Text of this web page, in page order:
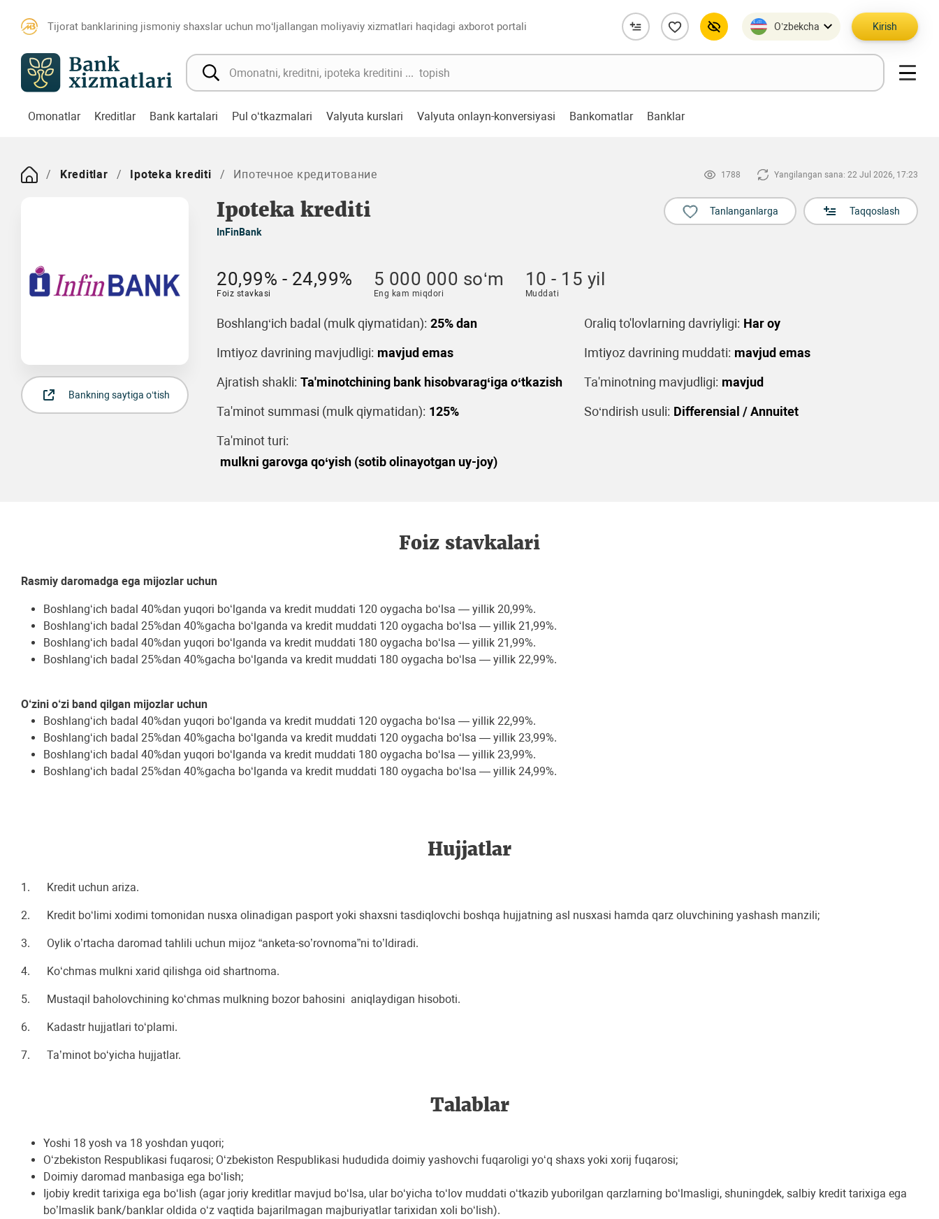
Tijorat banklarining jismoniy shaxslar uchun mo‘ljallangan moliyaviy xizmatlari haqidagi axborot portali O’zbekcha Kirish
Omonatlar Kreditlar Bank kartalari Pul o‘tkazmalari Valyuta kurslari Valyuta onlayn-konversiyasi Bankomatlar Banklar
Kreditlar Ipoteka krediti Ипотечное кредитование 1788 Yangilangan sana: 22 Jul 2026, 17:23
Ipoteka krediti
InFinBank
Tanlanganlarga Taqqoslash
Bankning saytiga o‘tish
20,99% - 24,99%
Foiz stavkasi
5 000 000 so‘m
Eng kam miqdori
10 - 15 yil
Muddati
Boshlang‘ich badal (mulk qiymatidan): 25% dan Oraliq to'lovlarning davriyligi: Har oy
Imtiyoz davrining mavjudligi: mavjud emas Imtiyoz davrining muddati: mavjud emas
Ajratish shakli: Ta'minotchining bank hisobvarag‘iga o‘tkazish Ta'minotning mavjudligi: mavjud
Ta'minot summasi (mulk qiymatidan): 125% So‘ndirish usuli: Differensial / Annuitet
Ta'minot turi:
mulkni garovga qo‘yish (sotib olinayotgan uy-joy)
Foiz stavkalari
Rasmiy daromadga ega mijozlar uchun
Boshlang‘ich badal 40%dan yuqori bo‘lganda va kredit muddati 120 oygacha bo‘lsa — yillik 20,99%.
Boshlang‘ich badal 25%dan 40%gacha bo‘lganda va kredit muddati 120 oygacha bo‘lsa — yillik 21,99%.
Boshlang‘ich badal 40%dan yuqori bo‘lganda va kredit muddati 180 oygacha bo‘lsa — yillik 21,99%.
Boshlang‘ich badal 25%dan 40%gacha bo‘lganda va kredit muddati 180 oygacha bo‘lsa — yillik 22,99%.
O‘zini o‘zi band qilgan mijozlar uchun
Boshlang‘ich badal 40%dan yuqori bo‘lganda va kredit muddati 120 oygacha bo‘lsa — yillik 22,99%.
Boshlang‘ich badal 25%dan 40%gacha bo‘lganda va kredit muddati 120 oygacha bo‘lsa — yillik 23,99%.
Boshlang‘ich badal 40%dan yuqori bo‘lganda va kredit muddati 180 oygacha bo‘lsa — yillik 23,99%.
Boshlang‘ich badal 25%dan 40%gacha bo‘lganda va kredit muddati 180 oygacha bo‘lsa — yillik 24,99%.
Hujjatlar
1. Kredit uchun ariza.
2. Kredit boʻlimi xodimi tomonidan nusxa olinadigan pasport yoki shaxsni tasdiqlovchi boshqa hujjatning asl nusxasi hamda qarz oluvchining yashash manzili;
3. Oylik o’rtacha daromad tahlili uchun mijoz “anketa-so’rovnoma”ni to’ldiradi.
4. Koʻchmas mulkni xarid qilishga oid shartnoma.
5. Mustaqil baholovchining koʻchmas mulkning bоzor bahosini aniqlaydigan hisoboti.
6. Kadastr hujjatlari toʻplami.
7. Taʼminot boʻyicha hujjatlar.
Talablar
Yoshi 18 yosh va 18 yoshdan yuqori;
Oʻzbekiston Respublikasi fuqarosi; Oʻzbekiston Respublikasi hududida doimiy yashovchi fuqaroligi yoʻq shaxs yoki xorij fuqarosi;
Doimiy daromad manbasiga ega boʻlish;
Ijobiy kredit tarixiga ega boʻlish (agar joriy kreditlar mavjud boʻlsa, ular boʻyicha toʻlov muddati oʻtkazib yuborilgan qarzlarning boʻlmasligi, shuningdek, salbiy kredit tarixiga ega
bo’lmaslik bank/banklar oldida oʻz vaqtida bajarilmagan majburiyatlar tarixidan xoli boʻlish).